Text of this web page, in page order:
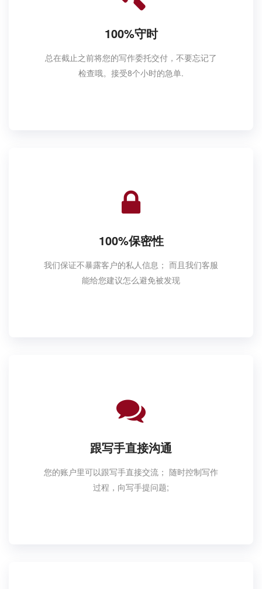
100%守时
总在截止之前将您的写作委托交付，不要忘记了
检查哦。接受8个小时的急单.
100%保密性
我们保证不暴露客户的私人信息； 而且我们客服
能给您建议怎么避免被发现
跟写手直接沟通
您的账户里可以跟写手直接交流； 随时控制写作
过程，向写手提问题;